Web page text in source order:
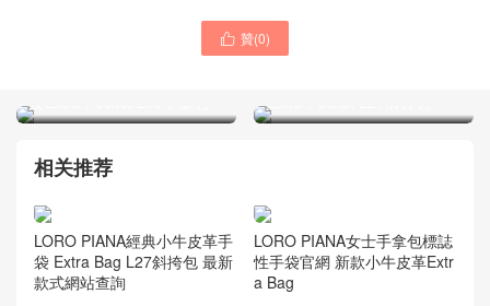
 贊(0)
皮Extra Pocket L19手拿包
LORO PIANA包包中文官網
Extra Pocket L27肩背包
相关推荐
LORO PIANA經典小牛皮革手
袋 Extra Bag L27斜挎包 最新
款式網站查詢
LORO PIANA女士手拿包標誌
性手袋官網 新款小牛皮革Extr
a Bag